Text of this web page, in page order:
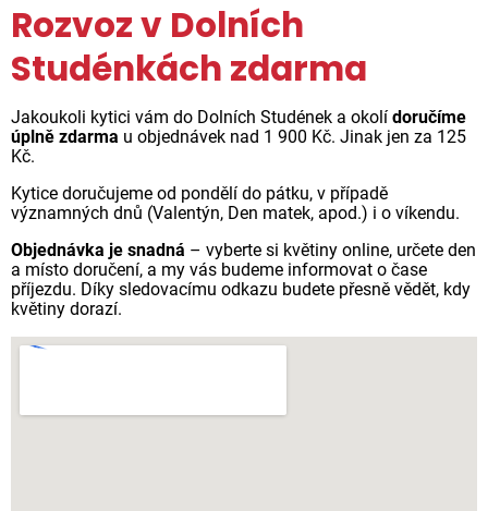
Rozvoz v Dolních
Studénkách zdarma
Jakoukoli kytici vám do Dolních Studének a okolí doručíme
úplně zdarma u objednávek nad 1 900 Kč. Jinak jen za 125
Kč.
Kytice doručujeme od pondělí do pátku, v případě
významných dnů (Valentýn, Den matek, apod.) i o víkendu.
Objednávka je snadná – vyberte si květiny online, určete den
a místo doručení, a my vás budeme informovat o čase
příjezdu. Díky sledovacímu odkazu budete přesně vědět, kdy
květiny dorazí.